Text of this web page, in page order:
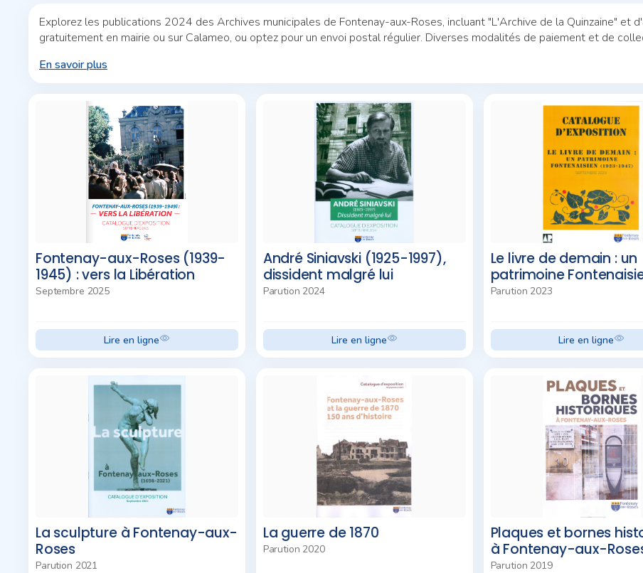
Explorez les publications 2024 des Archives municipales de Fontenay-aux-Roses, incluant "L'Archive de la Quinzaine" et
gratuitement en mairie ou sur Calameo, ou optez pour un envoi postal régulier. Diverses modalités de paiement et de
En savoir plus
Fontenay-aux-Roses (1939-
1945) : vers la Libération
Septembre 2025
Lire en ligne
André Siniavski (1925-1997),
dissident malgré lui
Parution 2024
Lire en ligne
Le livre de demain : un
patrimoine
Parution 2023
Lire en ligne
La sculpture à Fontenay-aux-
Roses
Parution 2021
La guerre de 1870
Parution 2020
Plaques et bornes
à Fontenay-aux-
Parution 2019